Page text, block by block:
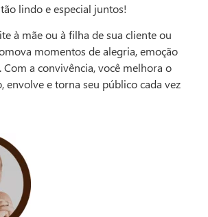
lindo e especial juntos!
à mãe ou à filha de sua cliente ou
momentos de alegria, emoção
Com a convivência, você melhora o
envolve e torna seu público cada vez